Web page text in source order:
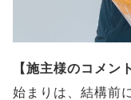
【施主様のコメン
始まりは、結構前